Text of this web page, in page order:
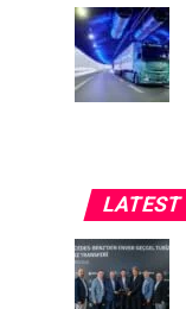
LATEST